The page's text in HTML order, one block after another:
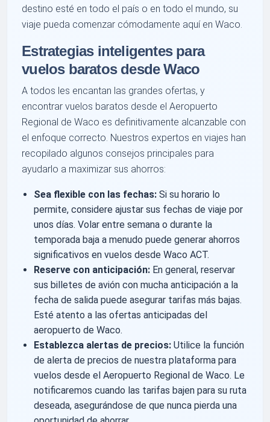
destino esté en todo el país o en todo el mundo, su
viaje pueda comenzar cómodamente aquí en Waco.
Estrategias inteligentes para
vuelos baratos desde Waco
A todos les encantan las grandes ofertas, y
encontrar vuelos baratos desde el Aeropuerto
Regional de Waco es definitivamente alcanzable con
el enfoque correcto. Nuestros expertos en viajes han
recopilado algunos consejos principales para
ayudarlo a maximizar sus ahorros:
Sea flexible con las fechas: Si su horario lo
permite, considere ajustar sus fechas de viaje por
unos días. Volar entre semana o durante la
temporada baja a menudo puede generar ahorros
significativos en vuelos desde Waco ACT.
Reserve con anticipación: En general, reservar
sus billetes de avión con mucha anticipación a la
fecha de salida puede asegurar tarifas más bajas.
Esté atento a las ofertas anticipadas del
aeropuerto de Waco.
Establezca alertas de precios: Utilice la función
de alerta de precios de nuestra plataforma para
vuelos desde el Aeropuerto Regional de Waco. Le
notificaremos cuando las tarifas bajen para su ruta
deseada, asegurándose de que nunca pierda una